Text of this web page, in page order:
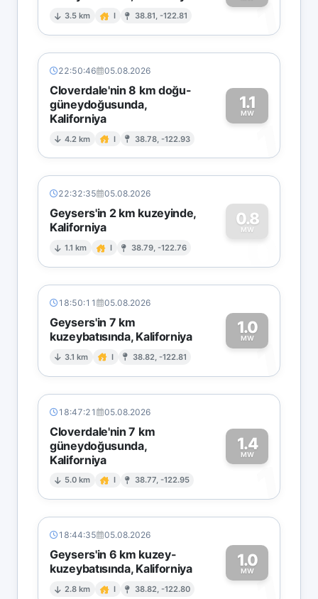
3.5 km I 38.81, -122.81 1
22:50:46 05.08.2026
Cloverdale'nin 8 km doğu-
güneydoğusunda,
Kaliforniya
4.2 km I 38.78, -122.93
1.1
MW
1
22:32:35 05.08.2026
Geysers'in 2 km kuzeyinde,
Kaliforniya
1.1 km I 38.79, -122.76
0.8
MW
0
18:50:11 05.08.2026
Geysers'in 7 km
kuzeybatısında, Kaliforniya
3.1 km I 38.82, -122.81
1.0
MW1
18:47:21 05.08.2026
Cloverdale'nin 7 km
güneydoğusunda,
Kaliforniya
5.0 km I 38.77, -122.95
1.4
MW
1
18:44:35 05.08.2026
Geysers'in 6 km kuzey-
kuzeybatısında, Kaliforniya
2.8 km I 38.82, -122.80
1.0
MW